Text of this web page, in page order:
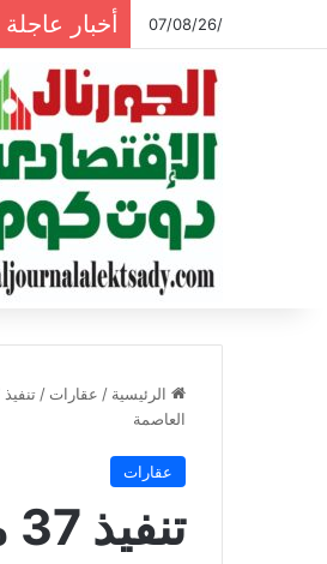
/07/08/26 أخبار عاجلة
الرئيسية / عقارات /
العاصمة
عقارات